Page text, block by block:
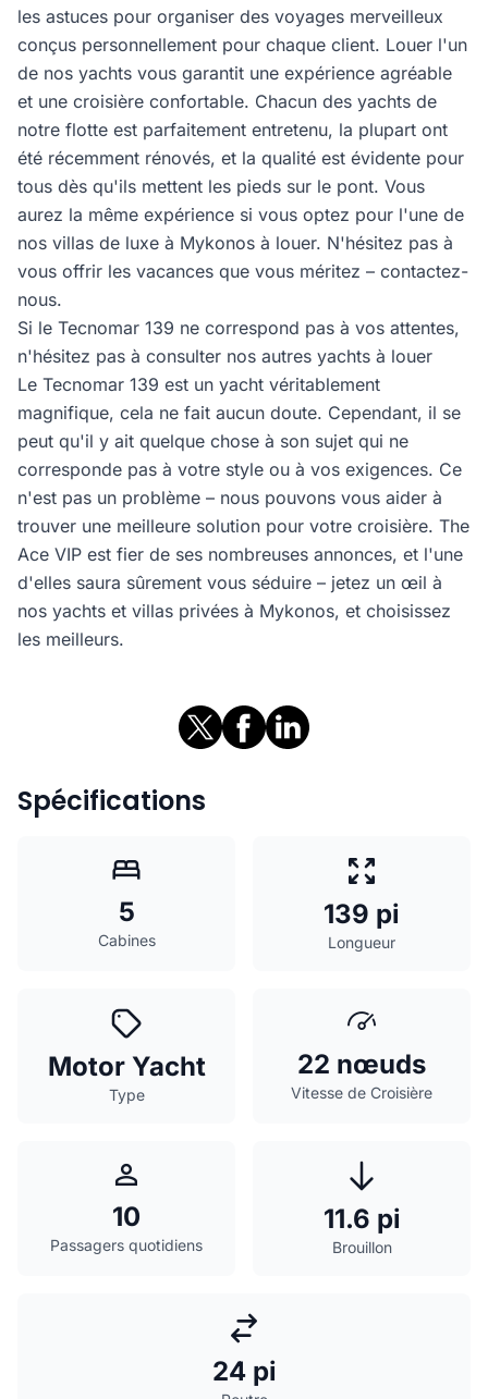
les astuces pour organiser des voyages merveilleux
conçus personnellement pour chaque client. Louer l'un
de nos yachts vous garantit une expérience agréable
et une croisière confortable. Chacun des yachts de
notre flotte est parfaitement entretenu, la plupart ont
été récemment rénovés, et la qualité est évidente pour
tous dès qu'ils mettent les pieds sur le pont. Vous
aurez la même expérience si vous optez pour l'une de
nos villas de luxe à Mykonos à louer. N'hésitez pas à
vous offrir les vacances que vous méritez – contactez-
nous.
Si le Tecnomar 139 ne correspond pas à vos attentes,
n'hésitez pas à consulter nos autres yachts à louer
Le Tecnomar 139 est un yacht véritablement
magnifique, cela ne fait aucun doute. Cependant, il se
peut qu'il y ait quelque chose à son sujet qui ne
corresponde pas à votre style ou à vos exigences. Ce
n'est pas un problème – nous pouvons vous aider à
trouver une meilleure solution pour votre croisière. The
Ace VIP est fier de ses nombreuses annonces, et l'une
d'elles saura sûrement vous séduire – jetez un œil à
nos yachts et villas privées à Mykonos, et choisissez
les meilleurs.
Spécifications
5
Cabines
139 pi
Longueur
Motor Yacht
Type
22 nœuds
Vitesse de Croisière
10
Passagers quotidiens
11.6 pi
Brouillon
24 pi